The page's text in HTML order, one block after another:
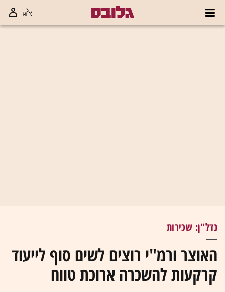
נדל"ן: שכירות
האוצר ורמ"י רוצים לשים סוף לייעוד
קרקעות להשכרה ארוכת טווח